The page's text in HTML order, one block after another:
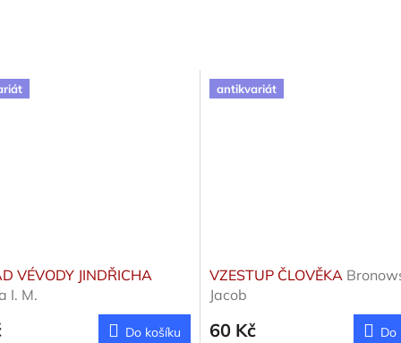
VÉVODY JINDŘICHA
I. M.
Do košíku
antikvariát
VZESTUP ČLOVĚKA
Jacob
60 Kč Do